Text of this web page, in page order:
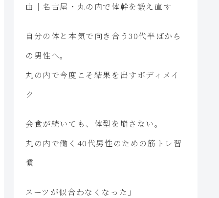
由｜名古屋・丸の内で体幹を鍛え直す
自分の体と本気で向き合う30代半ばから
の男性へ。
丸の内で今度こそ結果を出すボディメイ
ク
会食が続いても、体型を崩さない。
丸の内で働く40代男性のための筋トレ習
慣
スーツが似合わなくなった」